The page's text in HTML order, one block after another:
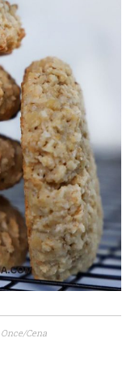
Once/Cena